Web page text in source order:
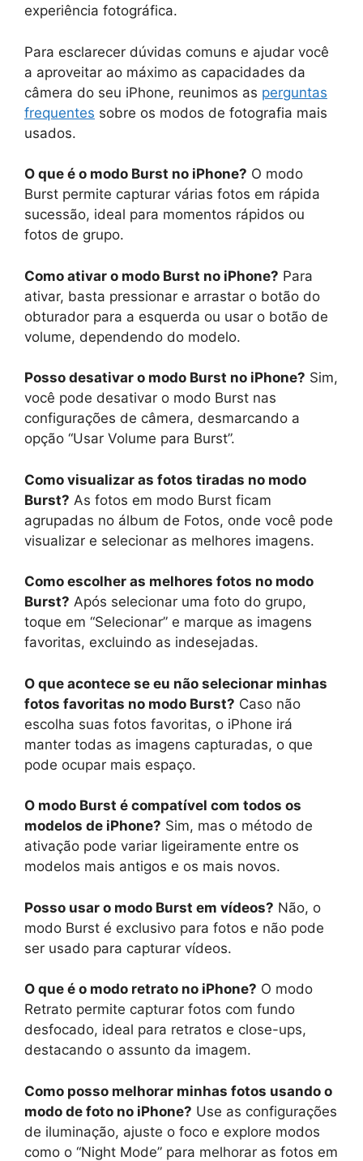
experiência fotográfica.
Para esclarecer dúvidas comuns e ajudar você
a aproveitar ao máximo as capacidades da
câmera do seu iPhone, reunimos as perguntas
frequentes sobre os modos de fotografia mais
usados.
O que é o modo Burst no iPhone? O modo
Burst permite capturar várias fotos em rápida
sucessão, ideal para momentos rápidos ou
fotos de grupo.
Como ativar o modo Burst no iPhone? Para
ativar, basta pressionar e arrastar o botão do
obturador para a esquerda ou usar o botão de
volume, dependendo do modelo.
Posso desativar o modo Burst no iPhone? Sim,
você pode desativar o modo Burst nas
configurações de câmera, desmarcando a
opção “Usar Volume para Burst”.
Como visualizar as fotos tiradas no modo
Burst? As fotos em modo Burst ficam
agrupadas no álbum de Fotos, onde você pode
visualizar e selecionar as melhores imagens.
Como escolher as melhores fotos no modo
Burst? Após selecionar uma foto do grupo,
toque em “Selecionar” e marque as imagens
favoritas, excluindo as indesejadas.
O que acontece se eu não selecionar minhas
fotos favoritas no modo Burst? Caso não
escolha suas fotos favoritas, o iPhone irá
manter todas as imagens capturadas, o que
pode ocupar mais espaço.
O modo Burst é compatível com todos os
modelos de iPhone? Sim, mas o método de
ativação pode variar ligeiramente entre os
modelos mais antigos e os mais novos.
Posso usar o modo Burst em vídeos? Não, o
modo Burst é exclusivo para fotos e não pode
ser usado para capturar vídeos.
O que é o modo retrato no iPhone? O modo
Retrato permite capturar fotos com fundo
desfocado, ideal para retratos e close-ups,
destacando o assunto da imagem.
Como posso melhorar minhas fotos usando o
modo de foto no iPhone? Use as configurações
de iluminação, ajuste o foco e explore modos
como o “Night Mode” para melhorar as fotos em